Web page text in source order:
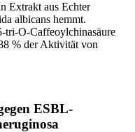
Extrakt aus Echter
albicans hemmt.
tri-O-Caffeoylchinasäure
% der Aktivität von
ESBL-